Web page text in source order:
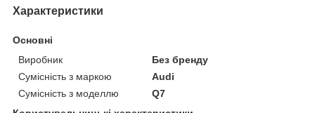
Характеристики
Основні
Виробник
Без бренду
Сумісність з маркою
Audi
Сумісність з моделлю
Q7